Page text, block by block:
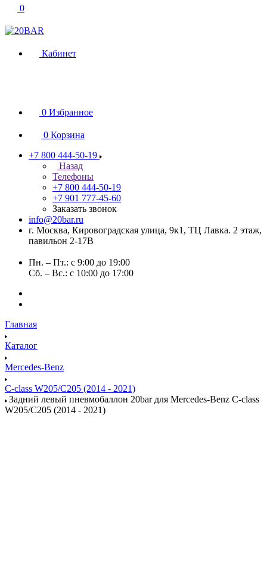
0
Кабинет
0 Избранное
0 Корзина
+7 800 444-50-19
Назад
Телефоны
+7 800 444-50-19
+7 901 777-45-60
Заказать звонок
info@20bar.ru
г. Москва, Кировоградская улица, 9к1, ТЦ Лавка. 2 этаж,
павильон 2-17В
Пн. – Пт.: с 9:00 до 19:00
Сб. – Вс.: с 10:00 до 17:00
Главная
Каталог
Mercedes-Benz
C-class W205/C205 (2014 - 2021)
Задний левый пневмобаллон 20bar для Mercedes-Benz C-class
W205/C205 (2014 - 2021)